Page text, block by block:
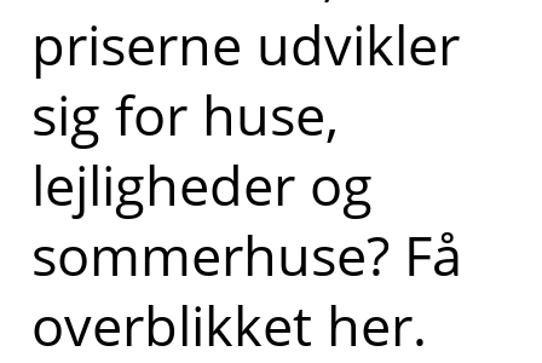
priserne udvikler
sig for huse,
lejligheder og
sommerhuse? Få
overblikket her.